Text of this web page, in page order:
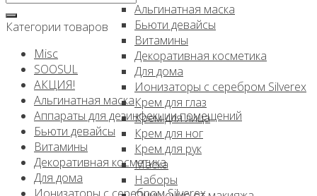
Альгинатная маска
Бьюти девайсы
Витамины
Декоративная косметика
Для дома
Ионизаторы с серебром Silverex
Крем для глаз
Крем для лица
Крем для ног
Крем для рук
Маска
Наборы
Категории товаров
Misc
SOOSUL
АКЦИЯ!
Альгинатная маска
Аппараты для дезинфекции помещений
Бьюти девайсы
Витамины
Декоративная косметика
Для дома